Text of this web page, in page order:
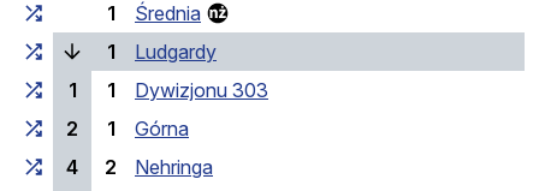
1
Średnia
1
Ludgardy(laufende Haltestelle)
1
1
Dywizjonu 303
2
1
Górna
4
2
Nehringa